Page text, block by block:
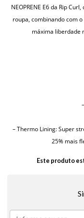
NEOPRENE E6 da Rip
roupa, combinando com
máxima liberdade
– Thermo Lining: Super
25% mais
Este produto